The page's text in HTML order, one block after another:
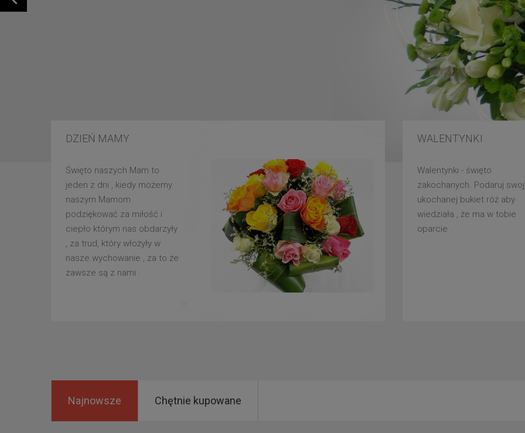
DZIEŃ MAMY
Święto naszych Mam to
jeden z dni , kiedy możemy
naszym Mamom
podziękować za miłość i
ciepło którym nas obdarzyły
, za trud, który włożyły w
nasze wychowanie , za to że
zawsze są z nami .
WALENTYNKI
Walentynki - święto
zakochanych. Podaruj
ukochanej bukiet róż aby
wiedziała , że ma w tobie
oparcie .
Najnowsze Chętnie kupowane